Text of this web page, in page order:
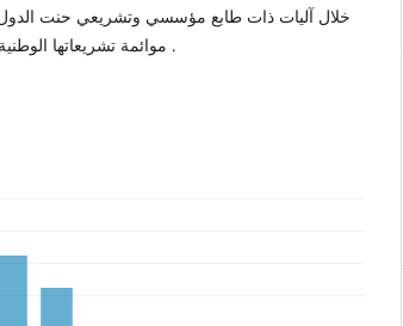
خلال آليات ذات طابع مؤسسي وتشريعي حنت
موائمة تشريعاتها الوطنية وفقاً لما تنص عليه هذه الاتفاقيات .